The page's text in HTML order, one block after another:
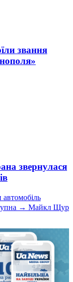
звання
звернулася
→ Майкл Щур